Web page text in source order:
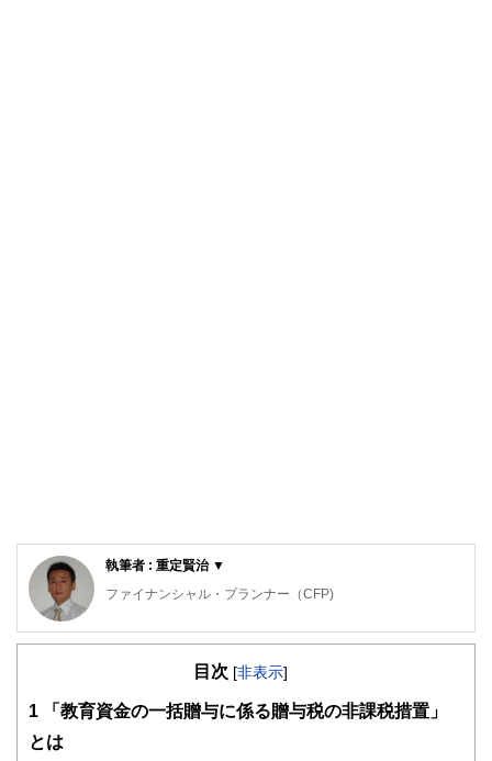
執筆者 : 重定賢治 ▼
ファイナンシャル・プランナー（CFP)
明治大学法学部法律学科を卒業後、金融機関にて資産運用業
ファイナンシャル・プランナー（FP）の上級資格である
目次 [非表示]
1 「教育資金の一括贈与に係る贈与税の非課税措置」
とは